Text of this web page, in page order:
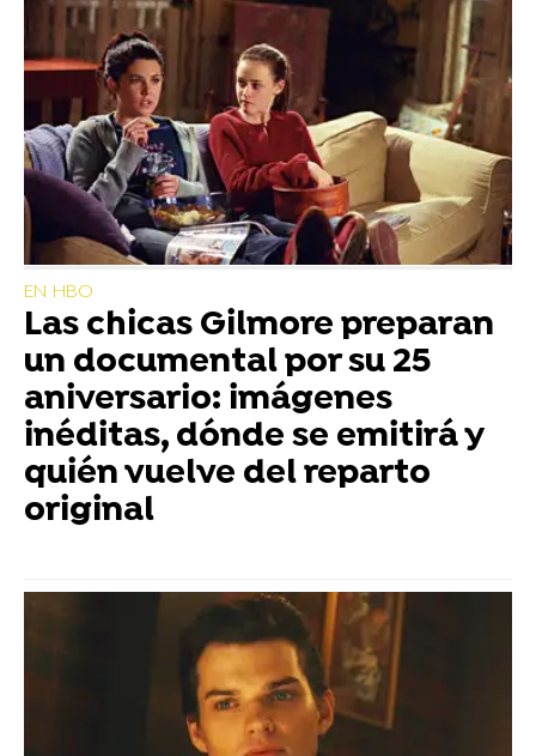
EN HBO
Las chicas Gilmore preparan
un documental por su 25
aniversario: imágenes
inéditas, dónde se emitirá y
quién vuelve del reparto
original